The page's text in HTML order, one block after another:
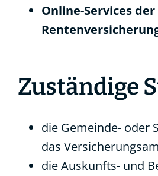
Online-Services
Zuständige
die Gemeinde- oder
das
die Auskunfts- und